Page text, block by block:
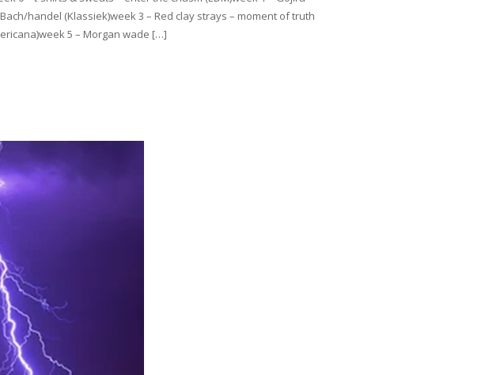
handel (Klassiek)week 3 – Red clay strays – moment of truth
5 – Morgan wade […]